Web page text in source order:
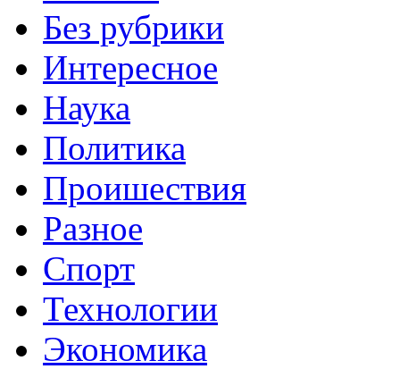
Без рубрики
Интересное
Наука
Политика
Проишествия
Разное
Спорт
Технологии
Экономика